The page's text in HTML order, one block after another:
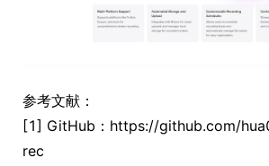
参考文献：
[1] GitHub：https://github.com/
rec